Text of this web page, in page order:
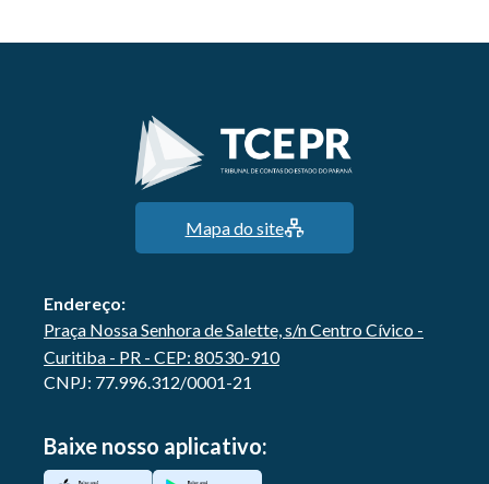
Mapa do site
Endereço:
Praça Nossa Senhora de Salette, s/n Centro Cívico -
Curitiba - PR - CEP: 80530-910
CNPJ: 77.996.312/0001-21
Baixe nosso aplicativo: